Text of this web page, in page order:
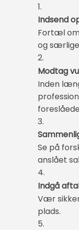
1.
Indsend
Fortæl
og
2.
Modtag
Inden
3.
Se på
anslået
4.
Indgå
Vær
plads.
5.